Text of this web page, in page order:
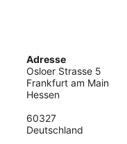
Adresse
Osloer Strasse 5
Frankfurt am Main
Hessen
60327
Deutschland